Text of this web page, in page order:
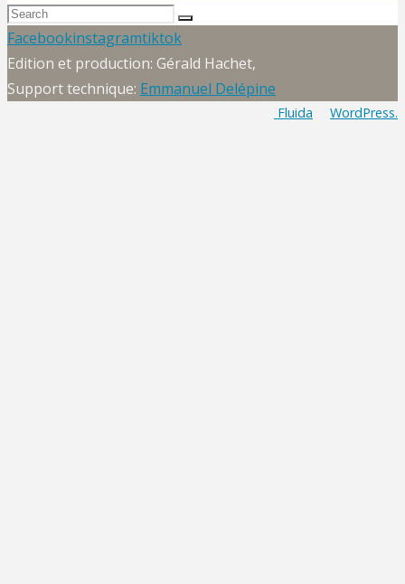
des
publications
Search
for:
Search
Back
to
Top
Facebookinstagramtiktok
Edition et production: Gérald Hachet,
Support technique: Emmanuel Delépine
Fluida WordPress.